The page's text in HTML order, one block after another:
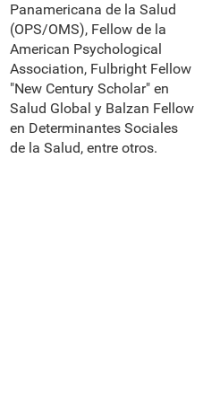
Panamericana de la Salud
(OPS/OMS), Fellow de la
American Psychological
Association, Fulbright Fellow
"New Century Scholar" en
Salud Global y Balzan Fellow
en Determinantes Sociales
de la Salud, entre otros.